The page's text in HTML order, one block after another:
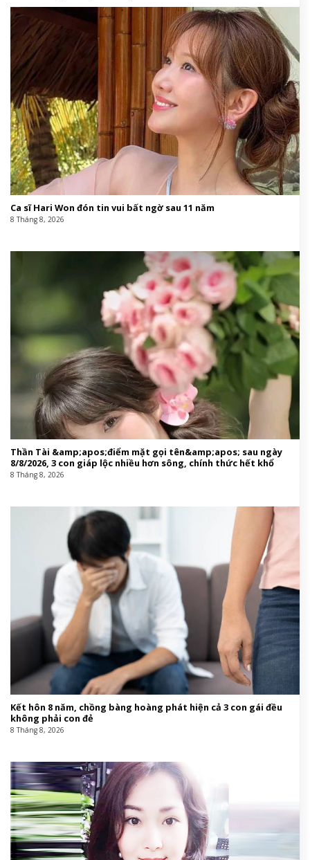
Ca sĩ Hari Won đón tin vui bất ngờ sau 11 năm
8 Tháng 8, 2026
Thần Tài &amp;apos;điểm mặt gọi tên&amp;apos; sau ngày
8/8/2026, 3 con giáp lộc nhiều hơn sông, chính thức hết khổ
8 Tháng 8, 2026
Kết hôn 8 năm, chồng bàng hoàng phát hiện cả 3 con gái đều
không phải con đẻ
8 Tháng 8, 2026